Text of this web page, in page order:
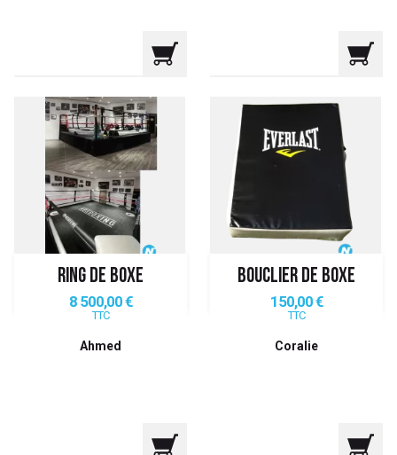
RING DE BOXE
Prix
8 500,00 €
TTC
Ahmed
BOUCLIER DE BOXE
Prix
150,00 €
TTC
Coralie